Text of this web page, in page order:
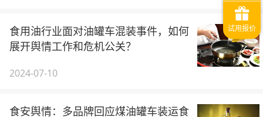
食用油行业面对油罐车混装事件，如何
展开舆情工作和危机公关？
2024-07-10
食安舆情：多品牌回应煤油罐车装运食